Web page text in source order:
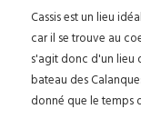
Cassis est un lieu
car il se trouve au
s'agit donc d'un lieu
bateau des
donné que le temps